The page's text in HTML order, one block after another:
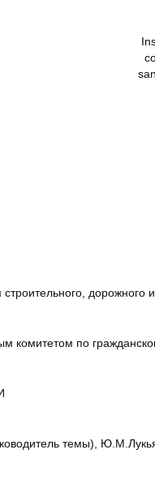
строительного,
комитетом по
темы),
строительного,